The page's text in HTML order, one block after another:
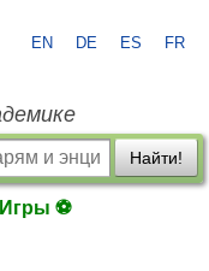
EN DE ES FR
Найти!
Игры ⚽